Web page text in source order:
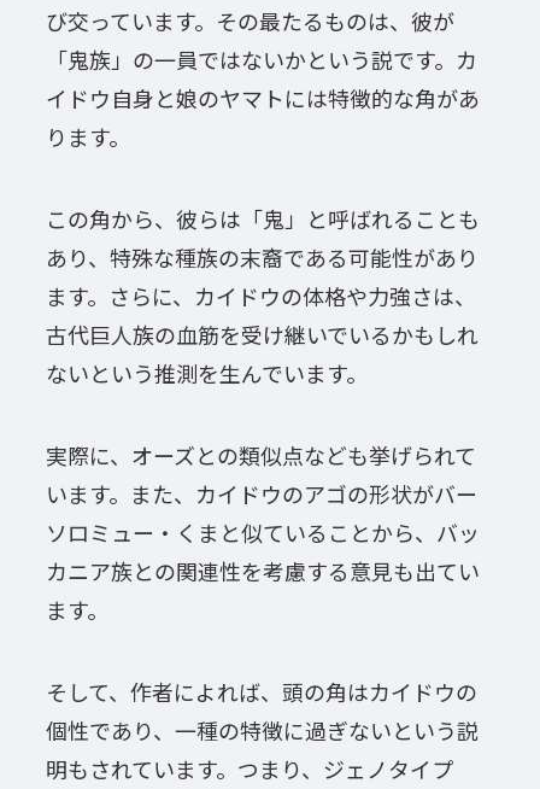
び交っています。その最たるものは、彼が
「鬼族」の一員ではないかという説です。カ
イドウ自身と娘のヤマトには特徴的な角があ
ります。
この角から、彼らは「鬼」と呼ばれることも
あり、特殊な種族の末裔である可能性があり
ます。さらに、カイドウの体格や力強さは、
古代巨人族の血筋を受け継いでいるかもしれ
ないという推測を生んでいます。
実際に、オーズとの類似点なども挙げられて
います。また、カイドウのアゴの形状がバー
ソロミュー・くまと似ていることから、バッ
カニア族との関連性を考慮する意見も出てい
ます。
そして、作者によれば、頭の角はカイドウの
個性であり、一種の特徴に過ぎないという説
明もされています。つまり、ジェノタイプ